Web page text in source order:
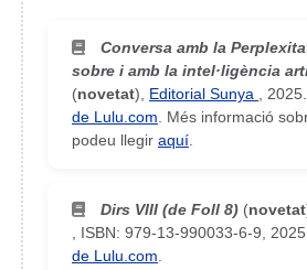
Conversa amb la
sobre i amb la intel·ligència
(novetat), Editorial Sunya 2025
de Lulu.com . Més informació
podeu llegir aquí
Dirs VIII (de Foll 8) (novetat
ISBN: 979-13-990033-6-9 2025
de Lulu.com